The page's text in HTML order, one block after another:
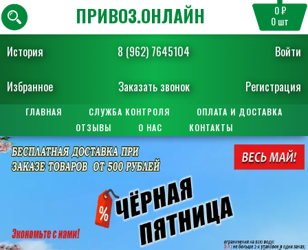
История 8 (962) 7645104 Войти
Избранное Заказать звонок Регистрация
ПРИВОЗ.ОНЛАЙН 0 ₽
0шт
ГЛАВНАЯ СЛУЖБА КОНТРОЛЯ
ОПЛАТА И ДОСТАВКА
ОТЗЫВЫ
О НАС КОНТАКТЫ